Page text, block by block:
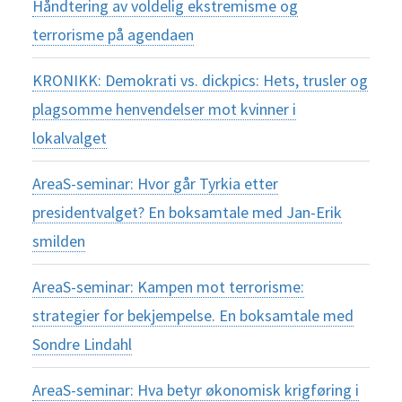
Håndtering av voldelig ekstremisme og
terrorisme på agendaen
KRONIKK: Demokrati vs. dickpics: Hets, trusler og
plagsomme henvendelser mot kvinner i
lokalvalget
AreaS-seminar: Hvor går Tyrkia etter
presidentvalget? En boksamtale med Jan-Erik
smilden
AreaS-seminar: Kampen mot terrorisme:
strategier for bekjempelse. En boksamtale med
Sondre Lindahl
AreaS-seminar: Hva betyr økonomisk krigføring i